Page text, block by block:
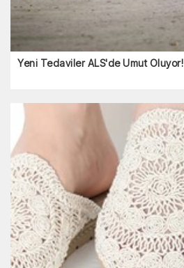
Yeni Tedaviler ALS'de Umut Oluyor!